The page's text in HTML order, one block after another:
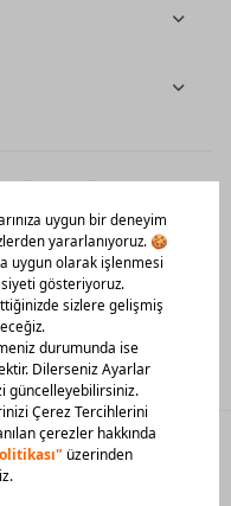
İndir!